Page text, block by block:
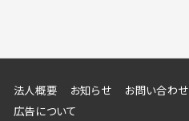
法人概要 お知らせ お問い合わせ
広告について